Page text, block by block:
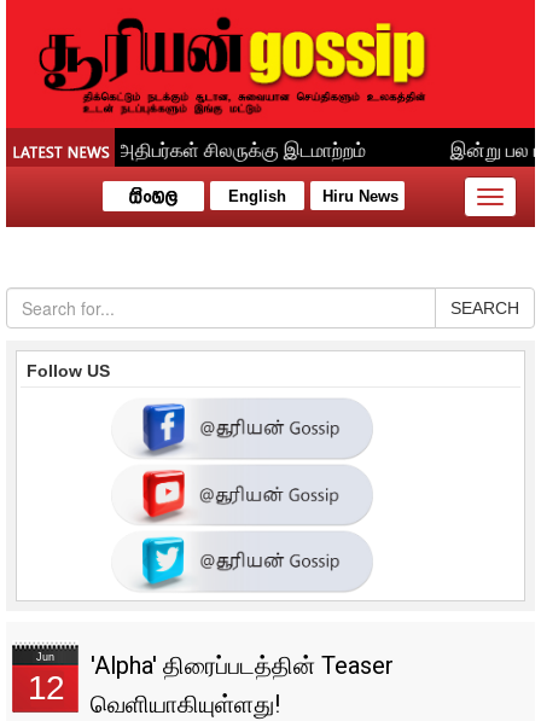
English Hiru News
Toggle
SEARCH
Follow US
Jun
12
'Alpha' திரைப்படத்தின் Teaser
வெளியாகியுள்ளது!